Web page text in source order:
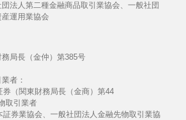
法人第二種金融商品取引業協会、一般社団
運用業協会
局長（金仲）第385号
者：
券（関東財務局長（金商）第44
取引業者
証券業協会、一般社団法人金融先物取引業協